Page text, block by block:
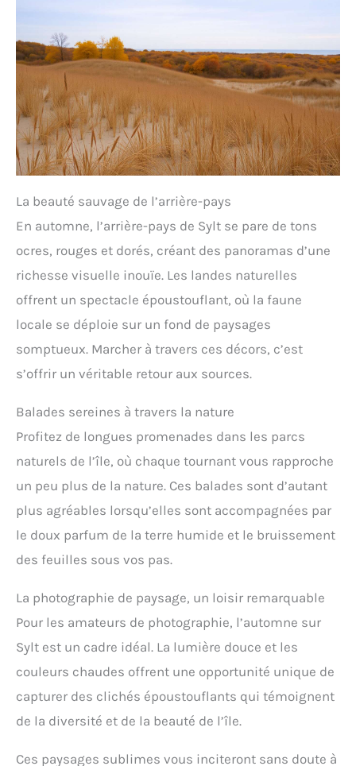
La beauté sauvage de l’arrière-pays
En automne, l’arrière-pays de Sylt se pare de tons
ocres, rouges et dorés, créant des panoramas d’une
richesse visuelle inouïe. Les landes naturelles
offrent un spectacle époustouflant, où la faune
locale se déploie sur un fond de paysages
somptueux. Marcher à travers ces décors, c’est
s’offrir un véritable retour aux sources.
Balades sereines à travers la nature
Profitez de longues promenades dans les parcs
naturels de l’île, où chaque tournant vous rapproche
un peu plus de la nature. Ces balades sont d’autant
plus agréables lorsqu’elles sont accompagnées par
le doux parfum de la terre humide et le bruissement
des feuilles sous vos pas.
La photographie de paysage, un loisir remarquable
Pour les amateurs de photographie, l’automne sur
Sylt est un cadre idéal. La lumière douce et les
couleurs chaudes offrent une opportunité unique de
capturer des clichés époustouflants qui témoignent
de la diversité et de la beauté de l’île.
Ces paysages sublimes vous inciteront sans doute à